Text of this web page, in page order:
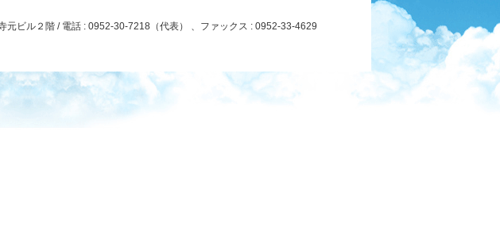
ビル２階 / 電話 : 0952-30-7218（代表） 、ファックス : 0952-33-4629